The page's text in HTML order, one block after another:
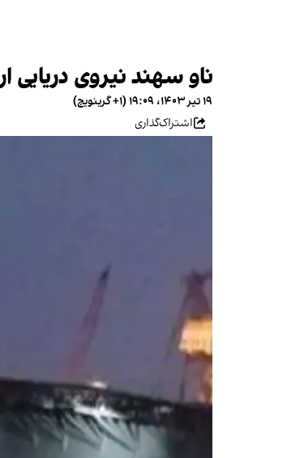
ناو سهند نیروی
۱۹ تیر ۱۴۰۳، ۱۹:۰۹ (‎+۱ گرینویچ)
اشتراک‌گذاری